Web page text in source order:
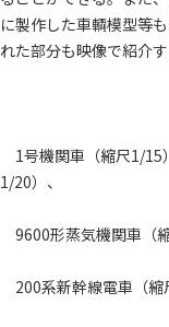
に製作した車輌模型等
れた部分も映像で紹介す
1号機関車（縮尺1/15
1/20）、
9600形蒸気機関車（
200系新幹線電車（縮